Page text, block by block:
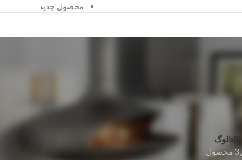
محصول جدید
کاتالوگ
3 محصول